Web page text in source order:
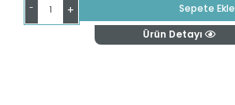
- +
Sepete Ekle
Ürün Detayı